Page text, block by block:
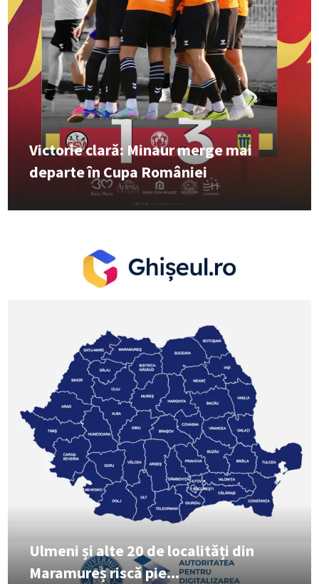
Victorie clară: Minaur merge mai
departe în Cupa României
Ulmeni și alte 20 de localități din
Maramureș riscă pie...